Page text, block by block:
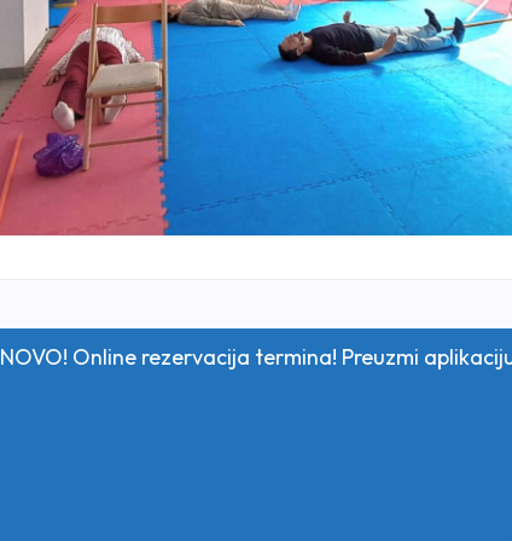
NOVO! Online rezervacija termina! Preuzmi